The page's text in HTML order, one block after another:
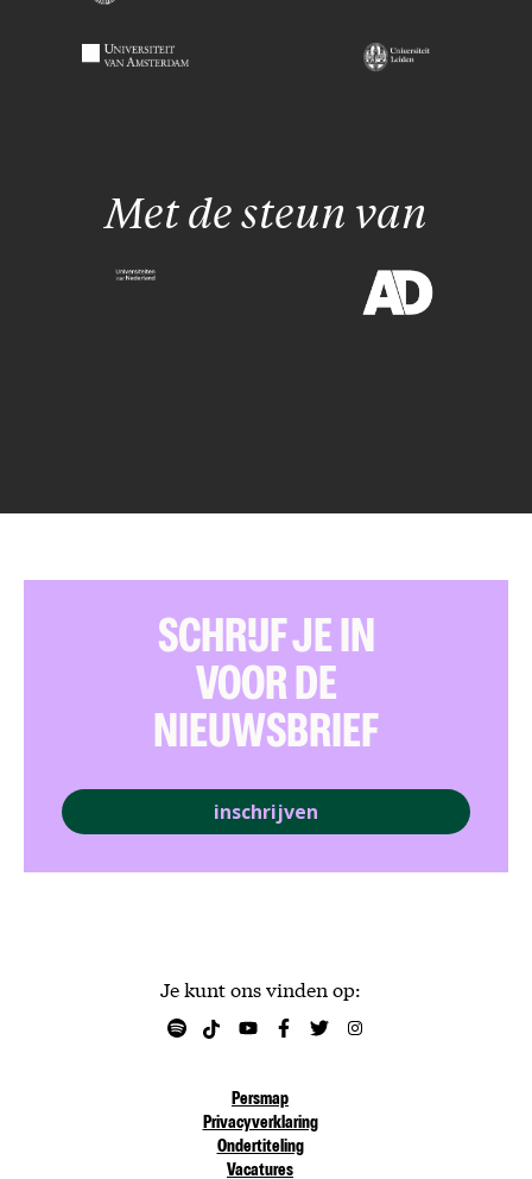
Met de steun van
Je kunt ons vinden op:
Persmap
Privacyverklaring
Ondertiteling
Vacatures
SCHRIJF JE IN
VOOR DE
NIEUWSBRIEF
inschrijven